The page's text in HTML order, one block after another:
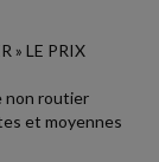
» LE PRIX
non routier
et moyennes